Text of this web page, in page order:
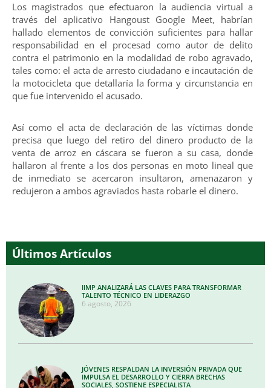
Los magistrados que efectuaron la audiencia virtual a
través del aplicativo Hangoust Google Meet, habrían
hallado elementos de convicción suficientes para hallar
responsabilidad en el procesad como autor de delito
contra el patrimonio en la modalidad de robo agravado,
tales como: el acta de arresto ciudadano e incautación de
la motocicleta que detallaría la forma y circunstancia en
que fue intervenido el acusado.
Así como el acta de declaración de las víctimas donde
precisa que luego del retiro del dinero producto de la
venta de arroz en cáscara se fueron a su casa, donde
hallaron al frente a los dos personas en moto lineal que
de inmediato se acercaron insultaron, amenazaron y
redujeron a ambos agraviados hasta robarle el dinero.
Últimos Artículos
IIMP ANALIZARÁ LAS CLAVES PARA TRANSFORMAR
TALENTO TÉCNICO EN LIDERAZGO
6 agosto, 2026
JÓVENES RESPALDAN LA INVERSIÓN PRIVADA QUE
IMPULSA EL DESARROLLO Y CIERRA BRECHAS
SOCIALES, SOSTIENE ESPECIALISTA